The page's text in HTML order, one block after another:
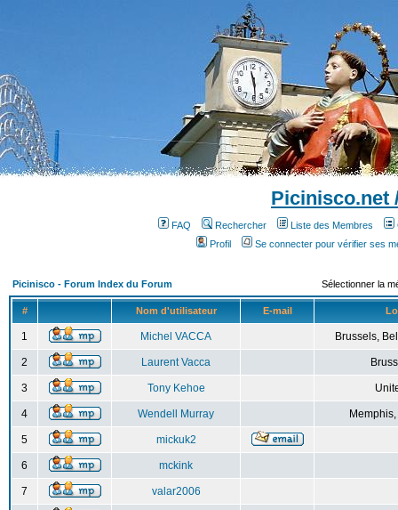
Picinisco.net
FAQ Rechercher Liste des Membres
Profil
Se connecter pour vérifier ses
Picinisco - Forum Index du Forum Sélectionner la
# Nom d'utilisateur E-mail
1 Michel VACCA Brussels,
2 Laurent Vacca
3 Tony Kehoe
4 Wendell Murray
5 mickuk2
6 mckink
7 valar2006